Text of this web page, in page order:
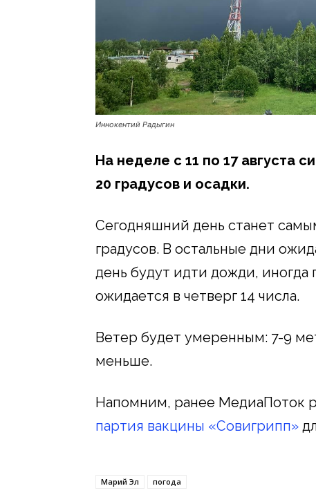
Иннокентий Радыгин
На неделе с 11 по 17 августа
20 градусов и осадки.
Сегодняшний день станет
градусов. В остальные дни
день будут идти дожди, иногда
ожидается в четверг 14 числа.
Ветер будет умеренным: 7-9
меньше.
Напомним, ранее МедиаПоток
партия вакцины «Совигрипп»
Марий Эл погода